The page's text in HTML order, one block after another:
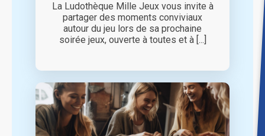
La Ludothèque Mille Jeux vous invite à
partager des moments conviviaux
autour du jeu lors de sa prochaine
soirée jeux, ouverte à toutes et à [...]